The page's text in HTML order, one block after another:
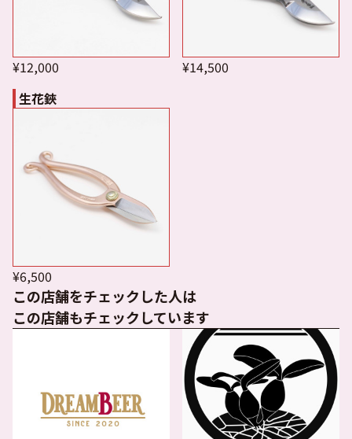
¥12,000
¥14,500
生花鋏
¥6,500
この店舗をチェックした人は
この店舗もチェックしています